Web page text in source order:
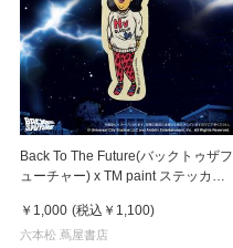
Back To The Future(バックトゥザフ
ューチャー) x TM paint ステッカー
￥1,000 (税込 ￥1,100)
六本松 蔦屋書店